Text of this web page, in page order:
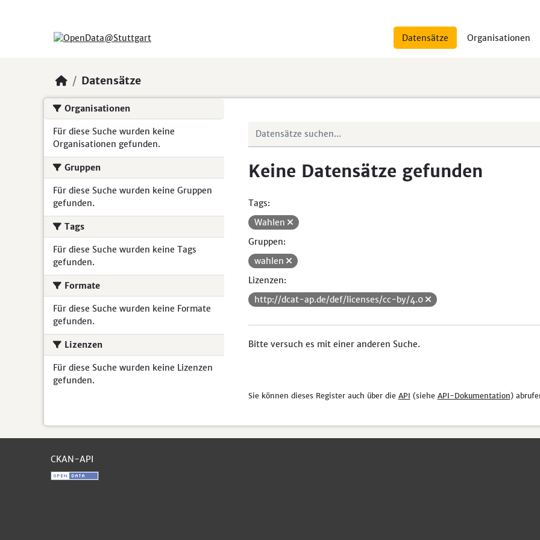
Datensätze Organisationen
Datensätze
Organisationen
Für diese Suche wurden keine
Organisationen gefunden.
Gruppen
Für diese Suche wurden keine Gruppen
gefunden.
Tags
Für diese Suche wurden keine Tags
gefunden.
Formate
Für diese Suche wurden keine Formate
gefunden.
Lizenzen
Für diese Suche wurden keine Lizenzen
gefunden.
Keine Datensätze gefunden
Tags:
Wahlen
Gruppen:
wahlen
Lizenzen:
http://dcat-ap.de/def/licenses/cc-by/4.0
Bitte versuch es mit einer anderen Suche.
Sie können dieses Register auch über die API (siehe API-Dokumentation)
CKAN-API